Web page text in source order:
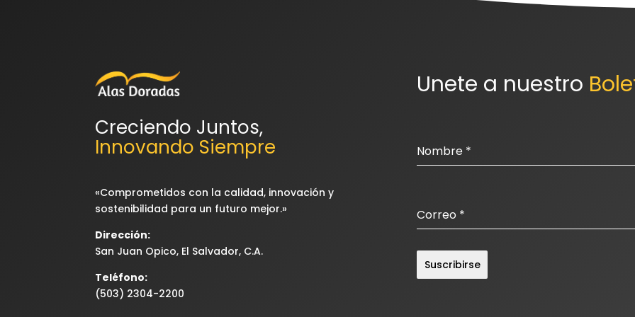
Creciendo Juntos,
Innovando Siempre
«Comprometidos con la calidad, innovación y
sostenibilidad para un futuro mejor.»
Dirección:
San Juan Opico, El Salvador, C.A.
Teléfono:
(503) 2304-2200
Unete a nuestro
Nombre *
Correo *
Suscribirse